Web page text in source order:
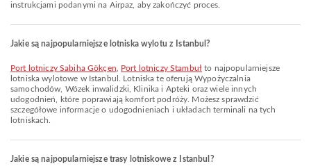
instrukcjami podanymi na Airpaz, aby zakończyć proces.
Jakie są najpopularniejsze lotniska wylotu z Istanbul?
Port lotniczy Sabiha Gökçen Port lotniczy Stambuł to najpopularniejsze
lotniska wylotowe w Istanbul. Lotniska te oferują Wypożyczalnia
samochodów, Wózek inwalidzki, Klinika i Apteki oraz wiele innych
udogodnień, które poprawiają komfort podróży. Możesz sprawdzić
szczegółowe informacje o udogodnieniach i układach terminali na tych
lotniskach.
Jakie są najpopularniejsze trasy lotniskowe z Istanbul?